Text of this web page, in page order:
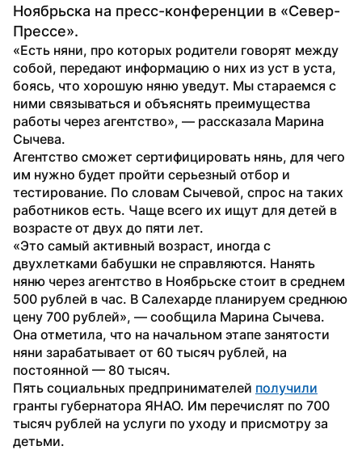
Ноябрьска на пресс-конференции в «Север-
Прессе».
«Есть няни, про которых родители говорят между
собой, передают информацию о них из уст в уста,
боясь, что хорошую няню уведут. Мы стараемся с
ними связываться и объяснять преимущества
работы через агентство», — рассказала Марина
Сычева.
Агентство сможет сертифицировать нянь, для чего
им нужно будет пройти серьезный отбор и
тестирование. По словам Сычевой, спрос на таких
работников есть. Чаще всего их ищут для детей в
возрасте от двух до пяти лет.
«Это самый активный возраст, иногда с
двухлетками бабушки не справляются. Нанять
няню через агентство в Ноябрьске стоит в среднем
500 рублей в час. В Салехарде планируем среднюю
цену 700 рублей», — сообщила Марина Сычева.
Она отметила, что на начальном этапе занятости
няни зарабатывает от 60 тысяч рублей, на
постоянной — 80 тысяч.
Пять социальных предпринимателей получили
гранты губернатора ЯНАО. Им перечислят по 700
тысяч рублей на услуги по уходу и присмотру за
детьми.